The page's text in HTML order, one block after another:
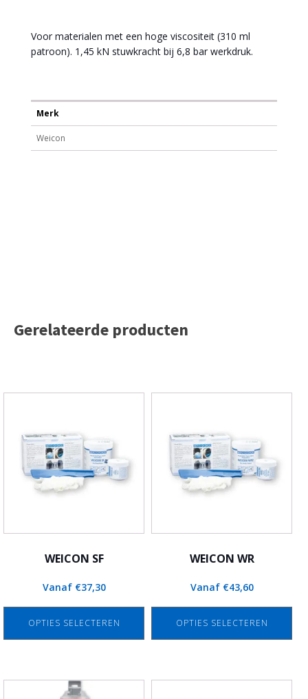
Voor materialen met een hoge viscositeit (310 ml
patroon). 1,45 kN stuwkracht bij 6,8 bar werkdruk.
Merk
Weicon
Gerelateerde producten
WEICON SF
Vanaf €37,30
OPTIES SELECTEREN
heeft
meerdere
variaties.
gekozen
productpagina
WEICON WR
Vanaf €43,60
OPTIES SELECTEREN
heeft
meerdere
variaties.
gekozen
worden
productpagina